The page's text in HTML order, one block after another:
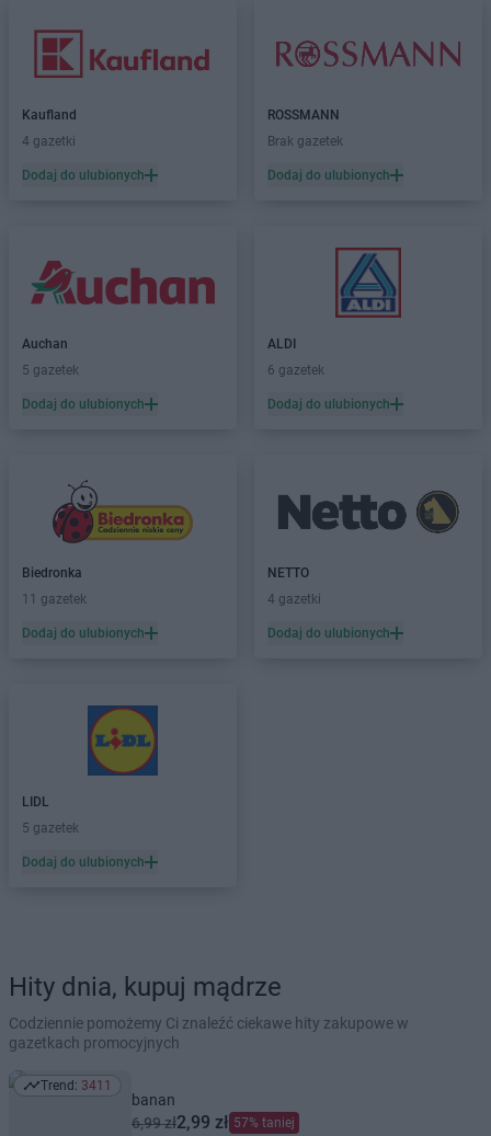
Kaufland
4 gazetki
Dodaj do ulubionych
ROSSMANN
Brak gazetek
Dodaj do ulubionych
Auchan
5 gazetek
Dodaj do ulubionych
ALDI
6 gazetek
Dodaj do ulubionych
Biedronka
11 gazetek
Dodaj do ulubionych
NETTO
4 gazetki
Dodaj do ulubionych
LIDL
5 gazetek
Dodaj do ulubionych
Hity dnia, kupuj mądrze
Codziennie pomożemy Ci znaleźć ciekawe hity zakupowe w
gazetkach promocyjnych
Trend: 3411
Trend: 3411
banan
6,99 zł2,99 zł 57% taniej